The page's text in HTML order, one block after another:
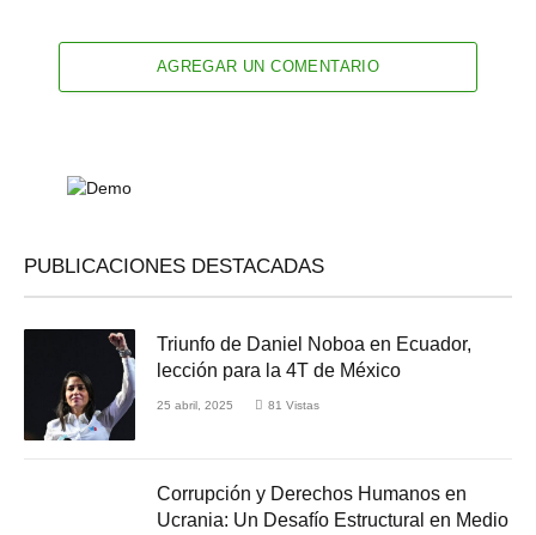
AGREGAR UN COMENTARIO
PUBLICACIONES DESTACADAS
Triunfo de Daniel Noboa en Ecuador,
lección para la 4T de México
25 abril, 2025 81 Vistas
Corrupción y Derechos Humanos en
Ucrania: Un Desafío Estructural en Medio